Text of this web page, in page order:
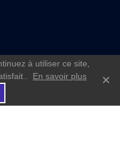
€
à utiliser ce site,
En savoir plus ×